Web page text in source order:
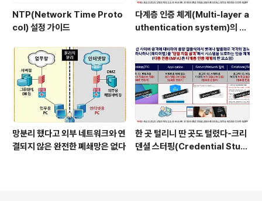
NTP(Network Time Proto
col) 설정 가이드
다계층 인증 체계(Multi-layer a
uthentication system)의 특
망분리 했다고 외부 네트워크와 연
결되지 않은 완전한 폐쇄망은 없다
한 곳 털리니 딴 곳도 털렸다-크리
덴셜 스터핑(Credential Stuff